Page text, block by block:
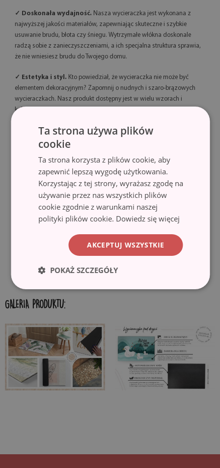
✓ Doskonała wydajność. Nasza wycieraczka jest wykonana z
najwyższej jakości materiałów, zapewniając skuteczne i szybkie
usuwanie brudu, błota czy śniegu. Wytrzymałe włókna doskonale
radzą sobie z zanieczyszczeniami, a ich specjalna struktura sprawia,
że nie wniesiesz brudu do Twojego domu.
✓ Estetyka i styl. Kto powiedział, że wycieraczka nie może być
elementem dekoracyjnym? Zapomnij o nudnych i szaro-brązowych
wycieraczkach. Nasz produkt dostępny jest w wielu wzorach i
kolorach, dzięki czemu doskonale wpisuje się w wystrój Twojego
✓ Trwałość i bezpieczeństwo.
antypoślizgowy spód pokryty gumą, zapobiega przesuwaniu się
wycieraczki i gwarantuje bezpieczeństwo użytkowania. Wycieraczka
idealnie nadaje się do różnego rodzaju podłogi, w tym drewnianej i
kafelek. Przed rozłożeniem, upewnij się, że powierzchnia jest gładka,
czysta i sucha.
ekologicznych materiałów, a motywy nadrukowane są przy użyciu
techniki sublimacji, co gwarantuje trwałe i wyraziste kolory oraz
GALERIA PRODUKTU:
Ta strona używa plików
cookie
Ta strona korzysta z plików cookie, aby
zapewnić lepszą wygodę użytkowania.
Korzystając z tej strony, wyrażasz zgodę na
używanie przez nas wszystkich plików
cookie zgodnie z warunkami naszej
polityki plików cookie. Dowiedz się więcej
AKCEPTUJ WSZYSTKIE
POKAŻ SZCZEGÓŁY